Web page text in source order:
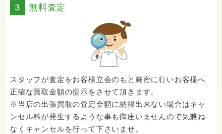
3 無料査定
スタッフが査定をお客様立会のもと厳密に行いお客様へ
正確な買取金額の提示をさせて頂きます。
※当店の出張買取の査定金額に納得出来ない場合はキャ
ンセル料が発生するような事も御座いませんので気兼ね
なくキャンセルを行って下さいませ。